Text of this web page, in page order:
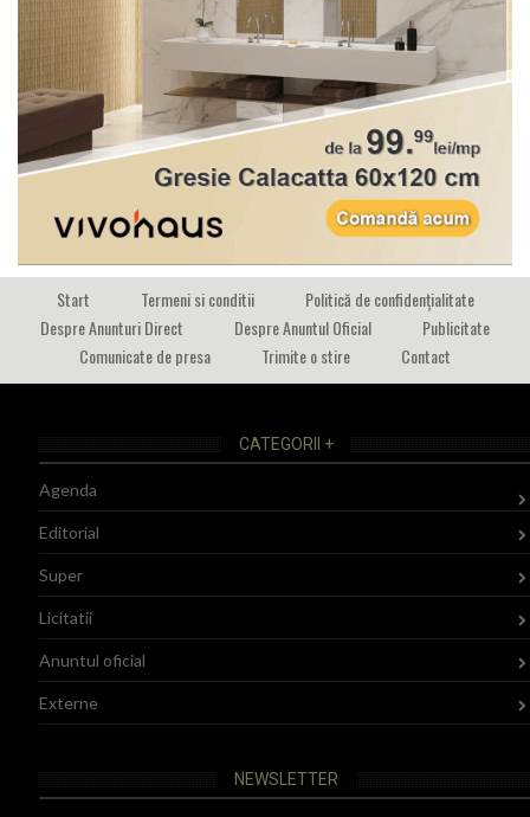
Start Termeni si conditii
Politică de confidențialitate
Despre Anunturi Direct
Despre Anuntul Oficial
Publicitate
Comunicate de presa
Trimite o stire Contact
CATEGORII +
Agenda
Editorial
Super
Licitatii
Anuntul oficial
Externe
NEWSLETTER